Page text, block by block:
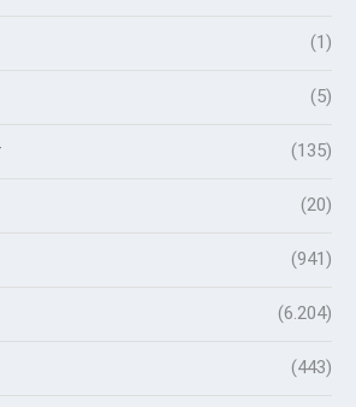
(1)
(5)
(135)
(20)
(941)
(6.204)
(443)